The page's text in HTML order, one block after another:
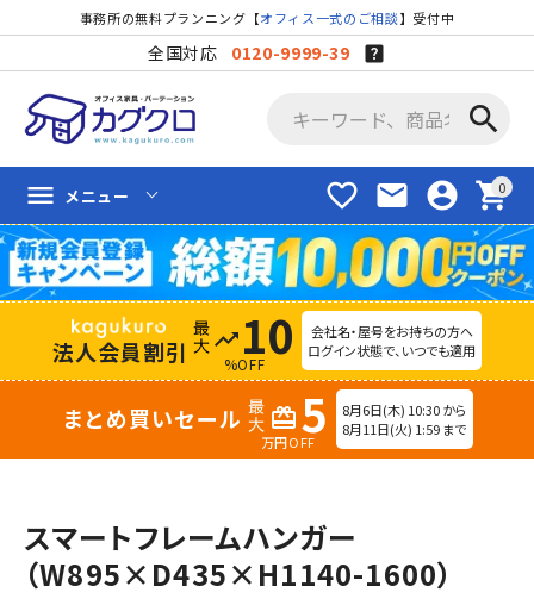
事務所の無料プランニング【オフィス一式のご相談】受付中
全国対応 0120-9999-39
search
favorite_border mail account_circle shopping_cart
menu メニュー
法人会員割引 trending_up 10
%OFF
会社名・屋号をお持ちの方へ
ログイン状態で、いつでも適用
まとめ買いセール redeem 5
万円OFF
8月6日(木) 10:30 から
8月11日(火) 1:59 まで
スマートフレームハンガー
（W895×D435×H1140-1600）